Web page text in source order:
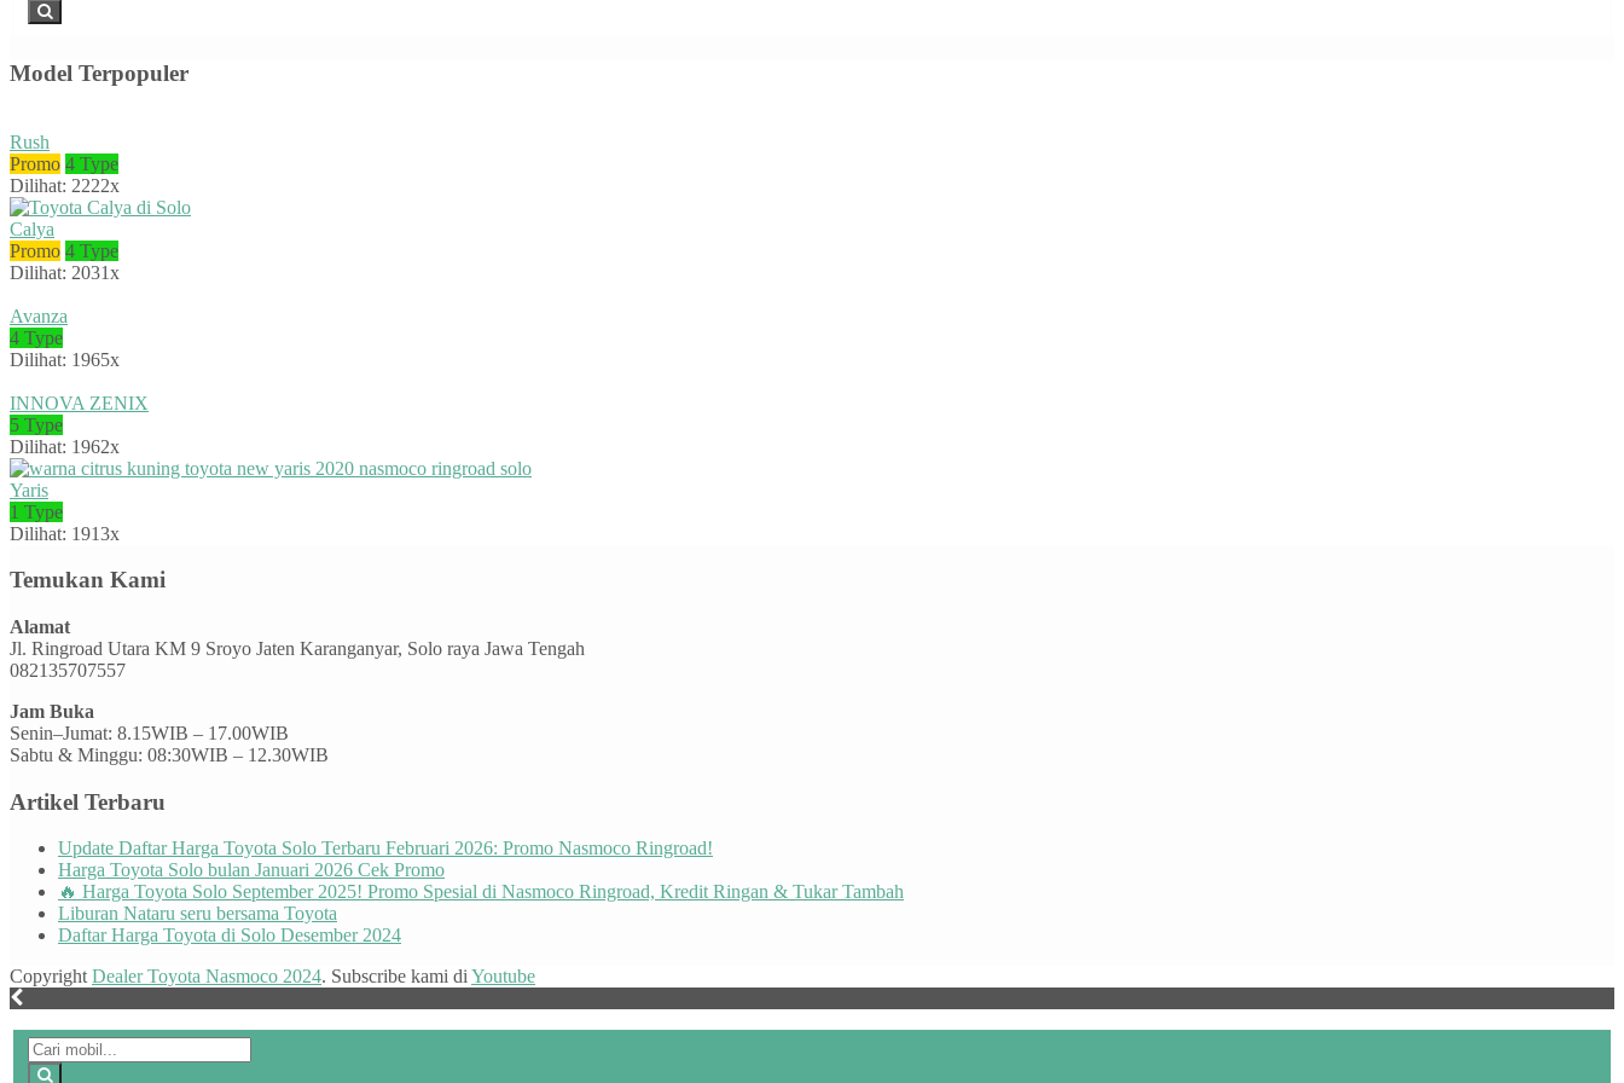
Model Terpopuler
Rush
Promo 4 Type
Dilihat: 2222x
Calya
Promo 4 Type
Dilihat: 2031x
Avanza
4 Type
Dilihat: 1965x
INNOVA ZENIX
5 Type
Dilihat: 1962x
Yaris
1 Type
Dilihat: 1913x
Temukan Kami
Alamat
Jl. Ringroad Utara KM 9 Sroyo Jaten Karanganyar, Solo raya Jawa Tengah
082135707557
Jam Buka
Senin–Jumat: 8.15WIB – 17.00WIB
Sabtu & Minggu: 08:30WIB – 12.30WIB
Artikel Terbaru
Update Daftar Harga Toyota Solo Terbaru Februari 2026: Promo Nasmoco Ringroad!
Harga Toyota Solo bulan Januari 2026 Cek Promo
🔥 Harga Toyota Solo September 2025! Promo Spesial di Nasmoco Ringroad, Kredit Ringan & Tukar Tambah
Liburan Nataru seru bersama Toyota
Daftar Harga Toyota di Solo Desember 2024
CopyrightDealer Toyota Nasmoco 2024. Subscribe kami diYoutube